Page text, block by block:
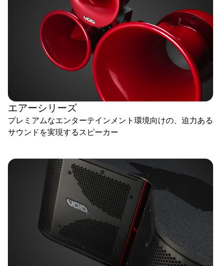
エアーシリーズ
プレミアムなエンターテインメント環境向けの、迫力ある
サウンドを実現するスピーカー